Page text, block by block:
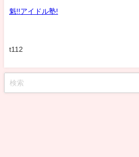
魁!!アイドル塾!
t112